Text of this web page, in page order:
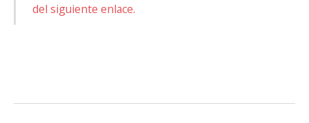
del siguiente enlace.